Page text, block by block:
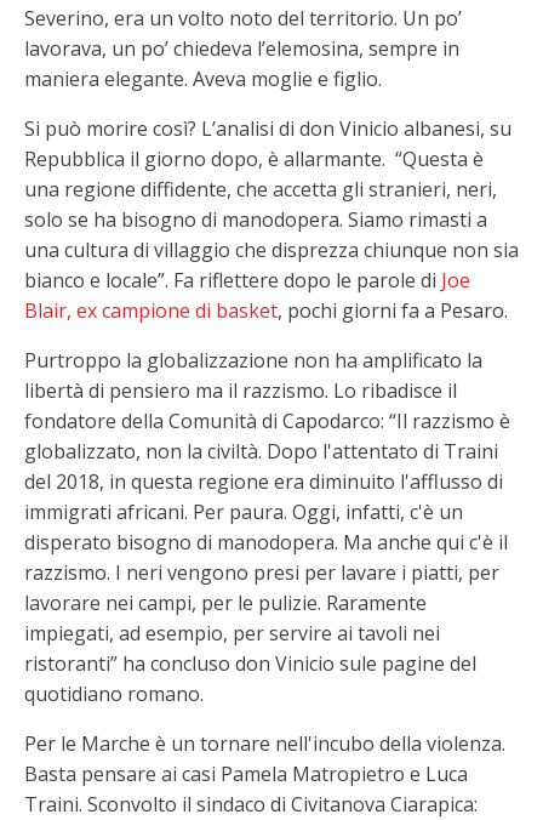
Severino, era un volto noto del territorio. Un po’
lavorava, un po’ chiedeva l’elemosina, sempre in
maniera elegante. Aveva moglie e figlio.
Si può morire così? L’analisi di don Vinicio albanesi, su
Repubblica il giorno dopo, è allarmante. “Questa è
una regione diffidente, che accetta gli stranieri, neri,
solo se ha bisogno di manodopera. Siamo rimasti a
una cultura di villaggio che disprezza chiunque non sia
bianco e locale”. Fa riflettere dopo le parole di Joe
Blair, ex campione di basket, pochi giorni fa a Pesaro.
Purtroppo la globalizzazione non ha amplificato la
libertà di pensiero ma il razzismo. Lo ribadisce il
fondatore della Comunità di Capodarco: “Il razzismo è
globalizzato, non la civiltà. Dopo l'attentato di Traini
del 2018, in questa regione era diminuito l'afflusso di
immigrati africani. Per paura. Oggi, infatti, c'è un
disperato bisogno di manodopera. Ma anche qui c'è il
razzismo. I neri vengono presi per lavare i piatti, per
lavorare nei campi, per le pulizie. Raramente
impiegati, ad esempio, per servire ai tavoli nei
ristoranti” ha concluso don Vinicio sule pagine del
quotidiano romano.
Per le Marche è un tornare nell'incubo della violenza.
Basta pensare ai casi Pamela Matropietro e Luca
Traini. Sconvolto il sindaco di Civitanova Ciarapica: